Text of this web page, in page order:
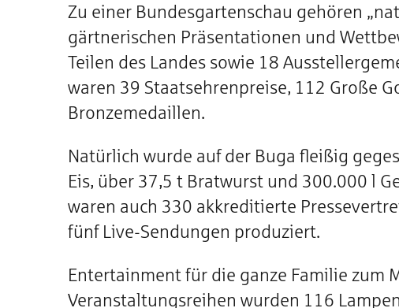
Zu einer Bundesgartenschau gehören
gärtnerischen Präsentationen und
Teilen des Landes sowie 18
waren 39 Staatsehrenpreise, 112 Große
Bronzemedaillen.
Natürlich wurde auf der Buga fleißig
Eis, über 37,5 t Bratwurst und 300.000 l
waren auch 330 akkreditierte
fünf Live-Sendungen produziert.
Entertainment für die ganze Familie zum
Veranstaltungsreihen wurden 116